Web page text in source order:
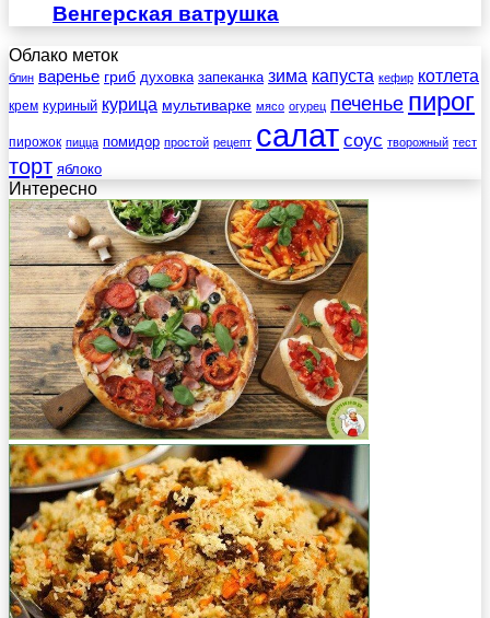
Венгерская ватрушка
Облако меток
блин варенье гриб духовка запеканка зима капуста кефир котлета
крем куриный курица мультиварке мясо огурец печенье пирог
пирожок пицца помидор простой рецепт салат соус творожный тест
торт яблоко
Интересно